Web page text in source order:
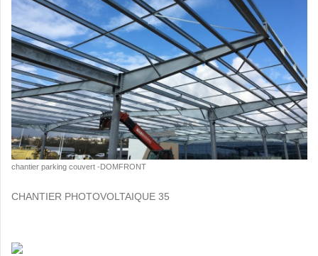
chantier parking couvert -DOMFRONT
CHANTIER PHOTOVOLTAIQUE 35